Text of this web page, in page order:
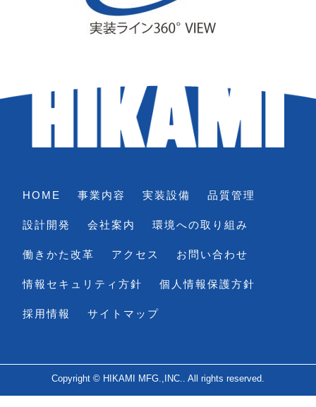
HOME 事業内容 実装設備 品質管理
設計開発 会社案内 環境への取り組み
働きかた改革 アクセス お問い合わせ
情報セキュリティ方針 個人情報保護方針
採用情報 サイトマップ
Copyright © HIKAMI MFG.,INC.. All rights reserved.